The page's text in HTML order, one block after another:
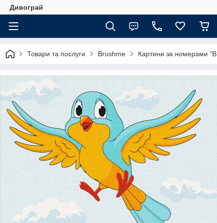
Дивограй
Товари та послуги Brushme Картини за номерами